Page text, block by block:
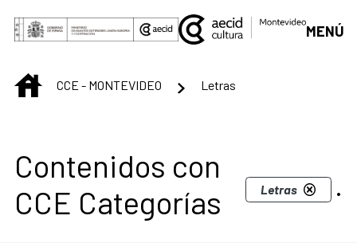
Saltar al contenido principal
MENÚ
INICIOCCE - MONTEVIDEO Letras
Centro Cultural de
Contenidos con
CCE Categorías
Letras .